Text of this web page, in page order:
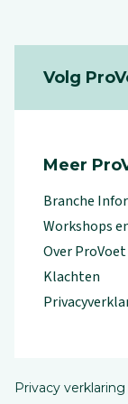
Volg
Meer
Branche
Workshops
Over ProVoet
Klachten
Privacy verklaring